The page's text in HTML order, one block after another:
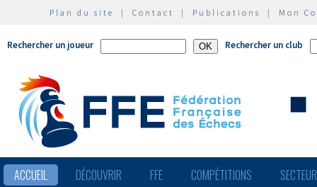
Plan du site | Contact | Publications | Mon
Rechercher un joueur Rechercher un club
ACCUEIL DÉCOUVRIR FFE COMPÉTITIONS